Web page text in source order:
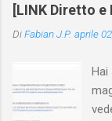
[LINK Diretto e
DiFabian J.P. aprile